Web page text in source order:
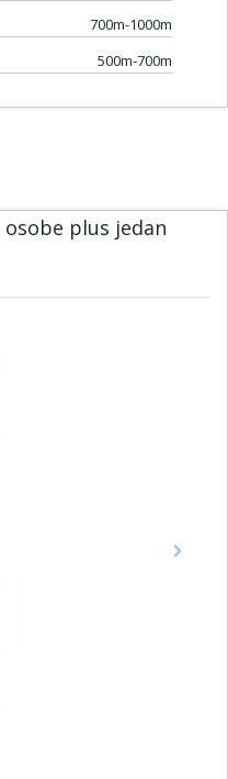
700m-1000m
500m-700m
plus jedan
Next